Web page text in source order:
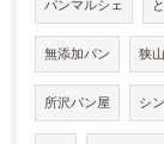
パンマルシェ
無添加パン 狭
所沢パン屋 シ